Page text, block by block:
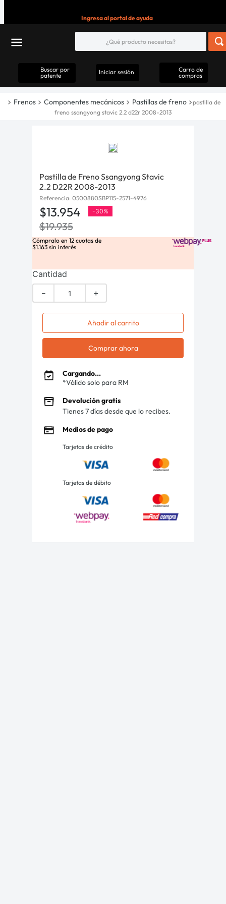
Ingresa al portal de ayuda
Buscar por
patente
Iniciar sesión
Carro de
compras
Frenos Componentes mecánicos Pastillas de freno
pastilla de
freno ssangyong stavic 2.2 d22r 2008-2013
Pastilla de Freno Ssangyong Stavic
2.2 D22R 2008-2013
Referencia: 0500880SBP115-2571-4976
$13.954 -30%
$19.935
Cómpralo en 12 cuotas de
$1.163 sin interés
Cantidad
＋
－
Añadir al carrito
Comprar ahora
Cargando...
*Válido solo para RM
Devolución gratis
Tienes 7 días desde que lo recibes.
Medios de pago
Tarjetas de crédito
Tarjetas de débito